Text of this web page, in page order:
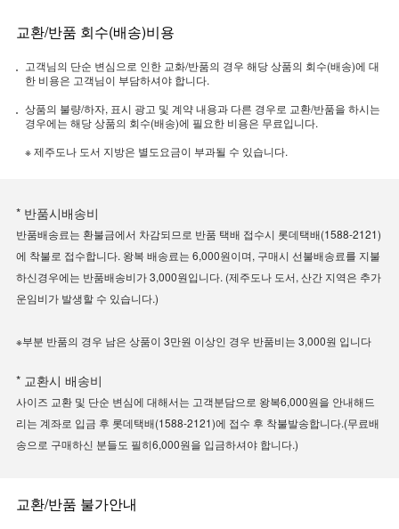
교환/반품 회수(배송)비용
고객님의 단순 변심으로 인한 교화/반품의 경우 해당 상품의 회수(배송)에 대
한 비용은 고객님이 부담하셔야 합니다.
상품의 불량/하자, 표시 광고 및 계약 내용과 다른 경우로 교환/반품을 하시는
경우에는 해당 상품의 회수(배송)에 필요한 비용은 무료입니다.
※ 제주도나 도서 지방은 별도요금이 부과될 수 있습니다.
* 반품시배송비
반품배송료는 환불금에서 차감되므로 반품 택배 접수시 롯데택배(1588-2121)
에 착불로 접수합니다. 왕복 배송료는 6,000원이며, 구매시 선불배송료를 지불
하신경우에는 반품배송비가 3,000원입니다. (제주도나 도서, 산간 지역은 추가
운임비가 발생할 수 있습니다.)
※부분 반품의 경우 남은 상품이 3만원 이상인 경우 반품비는 3,000원 입니다
* 교환시 배송비
사이즈 교환 및 단순 변심에 대해서는 고객분담으로 왕복6,000원을 안내해드
리는 계좌로 입금 후 롯데택배(1588-2121)에 접수 후 착불발송합니다.(무료배
송으로 구매하신 분들도 필히6,000원을 입금하셔야 합니다.)
교환/반품 불가안내